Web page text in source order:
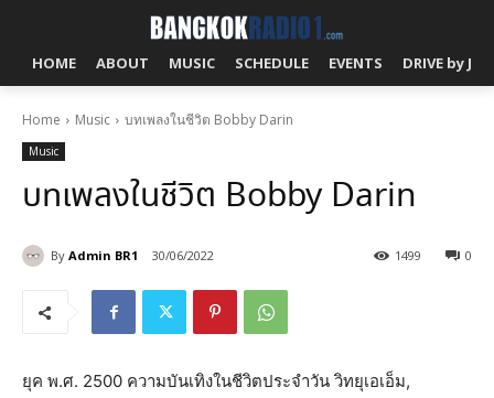
HOME ABOUT MUSIC SCHEDULE EVENTS DRIVE by
Home Music บทเพลงในชีวิต Bobby Darin
Music
บทเพลงในชีวิต Bobby Darin
By Admin BR1 30/06/2022 0
1499
ยุค พ.ศ. 2500 ความบันเทิงในชีวิตประจำวัน วิทยุเอเอ็ม,